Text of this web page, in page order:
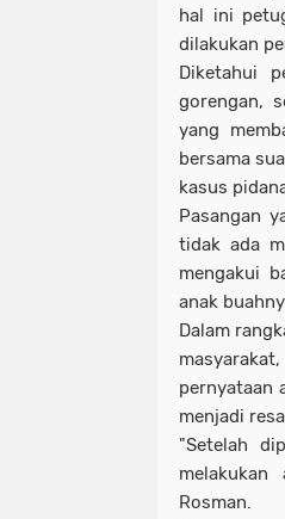
hal ini
dilakukan
Diketahui
gorengan,
yang
bersama
kasus
Pasangan
tidak ada
mengakui
anak
Dalam
pernyataan
menjadi
"Setelah
melakukan
Rosman.